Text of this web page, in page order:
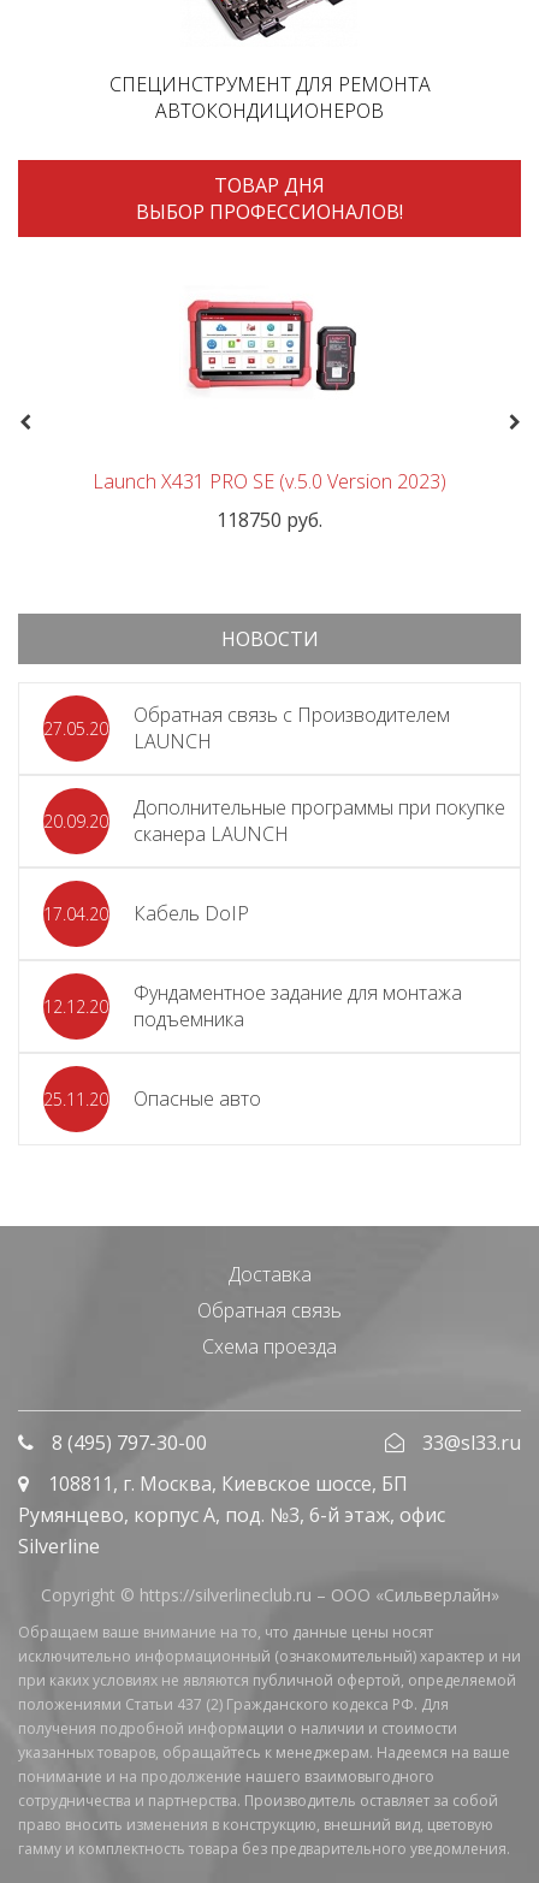
СПЕЦИНСТРУМЕНТ ДЛЯ РЕМОНТА
АВТОКОНДИЦИОНЕРОВ
ТОВАР ДНЯ
ВЫБОР ПРОФЕССИОНАЛОВ!
Previous
Launch X431 PRO SE (v.5.0 Version 2023)
118750 руб.
НОВОСТИ
27.05.2026
Обратная связь с Производителем
LAUNCH
20.09.2025
Дополнительные программы при покупке
сканера LAUNCH
17.04.2024 Кабель DoIP
12.12.2023
Фундаментное задание для монтажа
подъемника
25.11.2023 Опасные авто
Доставка
Обратная связь
Схема проезда
8 (495) 797-30-00
33@sl33.ru
108811, г. Москва, Киевское шоссе, БП
Румянцево, корпус А, под. №3, 6-й этаж, офис
Silverline
Copyright © https://silverlineclub.ru – ООО «Сильверлайн»
Обращаем ваше внимание на то, что данные цены носят
исключительно информационный (ознакомительный) характер и ни
при каких условиях не являются публичной офертой, определяемой
положениями Статьи 437 (2) Гражданского кодекса РФ. Для
получения подробной информации о наличии и стоимости
указанных товаров, обращайтесь к менеджерам. Надеемся на ваше
понимание и на продолжение нашего взаимовыгодного
сотрудничества и партнерства. Производитель оставляет за собой
право вносить изменения в конструкцию, внешний вид, цветовую
гамму и комплектность товара без предварительного уведомления.